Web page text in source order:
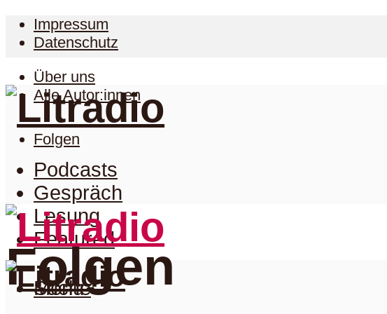
Impressum
Datenschutz
Über uns
Alle Autor:innen
Folgen
Folgen
Podcasts
Gespräch
Lesung
Featured
Menu
Suche